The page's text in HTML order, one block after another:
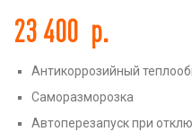
23 400 р.
Антикоррозийный
Саморазморозка
Автоперезапуск при